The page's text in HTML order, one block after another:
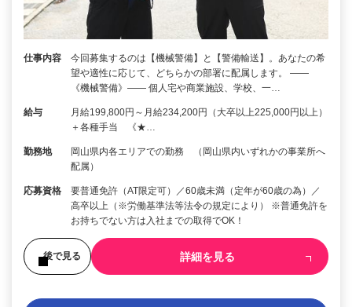
仕事内容
今回募集するのは【機械警備】と【警備輸送】。あなたの希
望や適性に応じて、どちらかの部署に配属します。 ――
《機械警備》―― 個人宅や商業施設、学校、一…
給与
月給199,800円～月給234,200円（大卒以上225,000円以上）
＋各種手当 《★…
勤務地
岡山県内各エリアでの勤務 （岡山県内いずれかの事業所へ
配属）
応募資格
要普通免許（AT限定可）／60歳未満（定年が60歳の為）／
高卒以上（※労働基準法等法令の規定により） ※普通免許を
お持ちでない方は入社までの取得でOK！
後で見る 詳細を見る